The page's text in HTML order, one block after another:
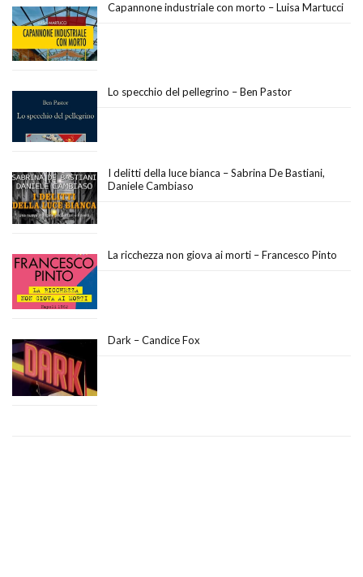
Capannone industriale con morto – Luisa Martucci
Lo specchio del pellegrino – Ben Pastor
I delitti della luce bianca – Sabrina De Bastiani,
Daniele Cambiaso
La ricchezza non giova ai morti – Francesco Pinto
Dark – Candice Fox